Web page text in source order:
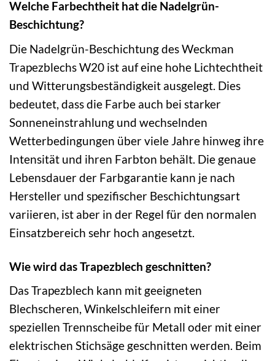
Welche Farbechtheit hat die Nadelgrün-
Beschichtung?
Die Nadelgrün-Beschichtung des Weckman
Trapezblechs W20 ist auf eine hohe Lichtechtheit
und Witterungsbeständigkeit ausgelegt. Dies
bedeutet, dass die Farbe auch bei starker
Sonneneinstrahlung und wechselnden
Wetterbedingungen über viele Jahre hinweg ihre
Intensität und ihren Farbton behält. Die genaue
Lebensdauer der Farbgarantie kann je nach
Hersteller und spezifischer Beschichtungsart
variieren, ist aber in der Regel für den normalen
Einsatzbereich sehr hoch angesetzt.
Wie wird das Trapezblech geschnitten?
Das Trapezblech kann mit geeigneten
Blechscheren, Winkelschleifern mit einer
speziellen Trennscheibe für Metall oder mit einer
elektrischen Stichsäge geschnitten werden. Beim